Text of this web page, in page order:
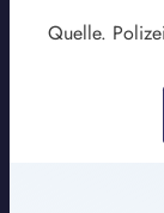
Quelle.